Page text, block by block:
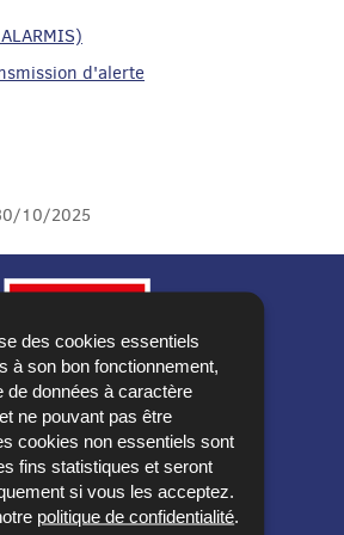
des cookies essentiels
à son bon fonctionnement,
de données à caractère
ne pouvant pas être
cookies non essentiels sont
fins statistiques et seront
si vous les acceptez.
politique de confidentialité.
d'alerte
10/2025